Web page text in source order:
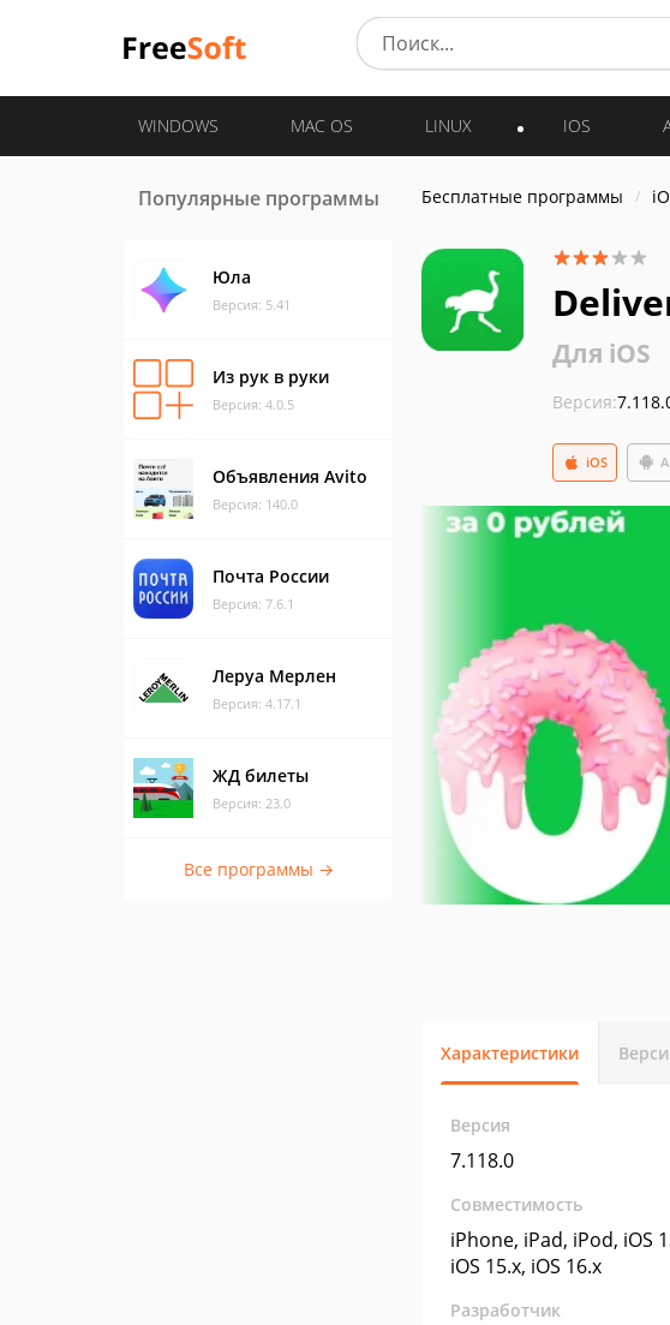
WINDOWS MAC OS LINUX IOS
Популярные программы
Юла
Версия: 5.41
Из рук в руки
Версия: 4.0.5
Объявления Avito
Версия: 140.0
Почта России
Версия: 7.6.1
Леруа Мерлен
Версия: 4.17.1
ЖД билеты
Версия: 23.0
Все программы →
Бесплатные программы
Для iOS
Версия:
iOS
Характеристики
Версия
7.118.0
Совместимость
iPhone, iPad, iPod, iOS
iOS 15.x, iOS 16.x
Разработчик